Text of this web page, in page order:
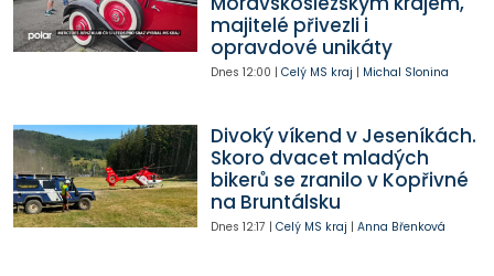
majitelé přivezli i
opravdové unikáty
Dnes 12:00 | Celý MS kraj | Michal Slonina
Divoký víkend v Jeseníkách.
Skoro dvacet mladých
bikerů se zranilo v Kopřivné
na Bruntálsku
Dnes 12:17 | Celý MS kraj | Anna Břenková